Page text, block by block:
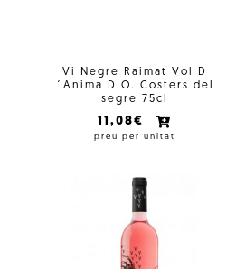
Vi Negre Raimat Vol D
´Ànima D.O. Costers del
segre 75cl
11,08€
preu per unitat